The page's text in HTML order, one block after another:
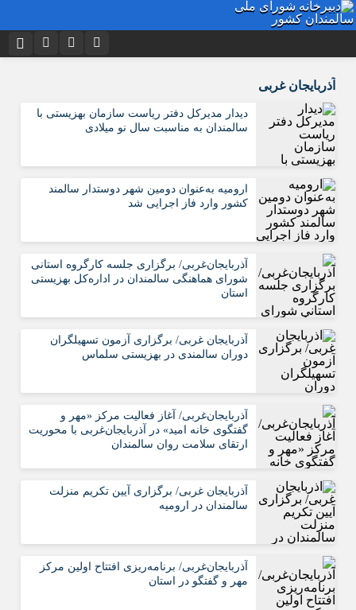
توییتر
آپارات اپلیکیشن رمز عبور
مرا به خاطر بسپار
آذربایجان غربی
دیدار مدیرکل دفتر ریاست سازمان بهزیستی با
سالمندان به مناسبت سال نو میلادی
ارومیه به‌عنوان دومین شهر دوستدار سالمند
کشور وارد فاز اجرایی شد
آذربایجان‌غربی/ برگزاری جلسه کارگروه استانی
شورای هماهنگی سالمندان در اداره‌کل بهزیستی
استان
آذربایجان غربی/ برگزاری آزمون تسهیلگران
دوران سالمندی در بهزیستی سلماس
آذربایجان‌غربی/ آغاز فعالیت مرکز «مهر و
گفتگوی خانه امید» در آذربایجان‌غربی با محوریت
ارتقای سلامت روان سالمندان
آذربایجان غربی/ برگزاری آیین تکریم منزلت
سالمندان در ارومیه
آذربایجان‌غربی/ برنامه‌ریزی افتتاح اولین مرکز
مهر و گفتگو در استان